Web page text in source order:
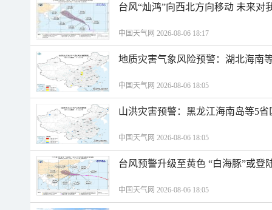
台风“灿鸿”向西北方向移动 未来对
中国天气网 2026-08-06 18:17
地质灾害气象风险预警：湖北海南
中国天气网 2026-08-06 18:05
山洪灾害预警：黑龙江海南岛等5
中国天气网 2026-08-06 18:05
台风预警升级至黄色 “白海豚”或登
中国天气网 2026-08-06 18:05